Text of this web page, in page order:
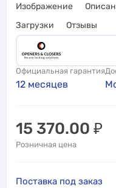
Изображение
Загрузки
Отзывы
Официальная гарантия
12 месяцев
15 370.00 ₽
Розничная цена
Поставка под заказ